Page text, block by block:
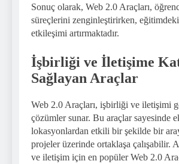
Sonuç olarak, Web 2.0 Araçları,
süreçlerini zenginleştirirken,
etkileşimi artırmaktadır.
İşbirliği ve İletişime
Sağlayan Araçlar
Web 2.0 Araçları, işbirliği ve iletişimi
çözümler sunar. Bu araçlar sayesinde
lokasyonlardan etkili bir şekilde bir
projeler üzerinde ortaklaşa çalışabilir.
ve iletişim için en popüler Web 2.0